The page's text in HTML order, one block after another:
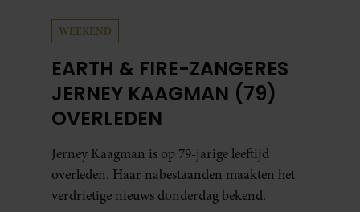
WEEKEND
EARTH & FIRE-ZANGERES
JERNEY KAAGMAN (79)
OVERLEDEN
Jerney Kaagman is op 79-jarige leeftijd
overleden. Haar nabestaanden maakten het
verdrietige nieuws donderdag bekend.